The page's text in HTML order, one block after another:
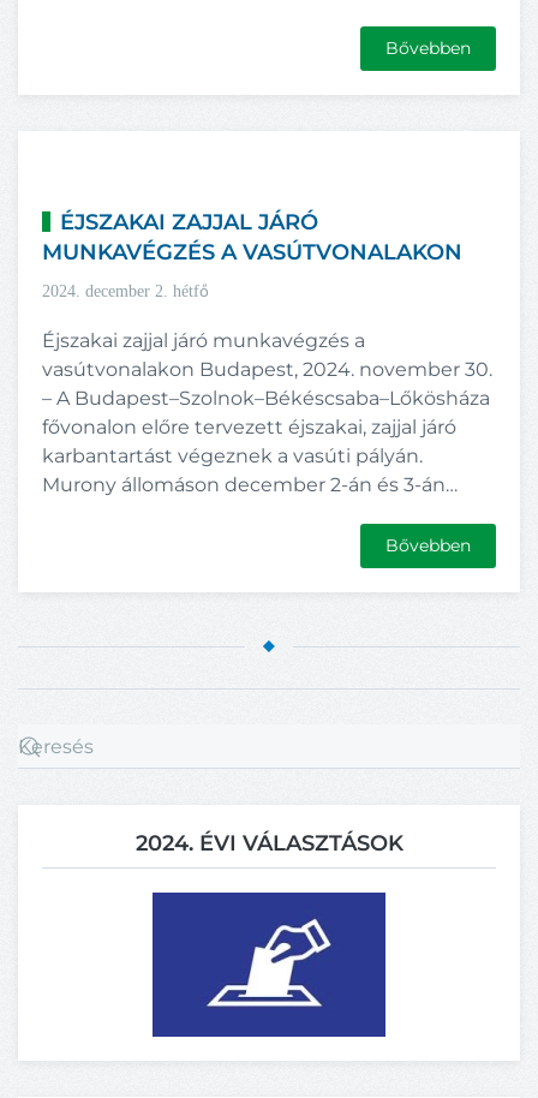
Bővebben
ÉJSZAKAI ZAJJAL JÁRÓ
MUNKAVÉGZÉS A VASÚTVONALAKON
2024. december 2. hétfő
Éjszakai zajjal járó munkavégzés a
vasútvonalakon Budapest, 2024. november 30.
– A Budapest–Szolnok–Békéscsaba–Lőkösháza
fővonalon előre tervezett éjszakai, zajjal járó
karbantartást végeznek a vasúti pályán.
Murony állomáson december 2-án és 3-án…
Bővebben
2024. ÉVI VÁLASZTÁSOK